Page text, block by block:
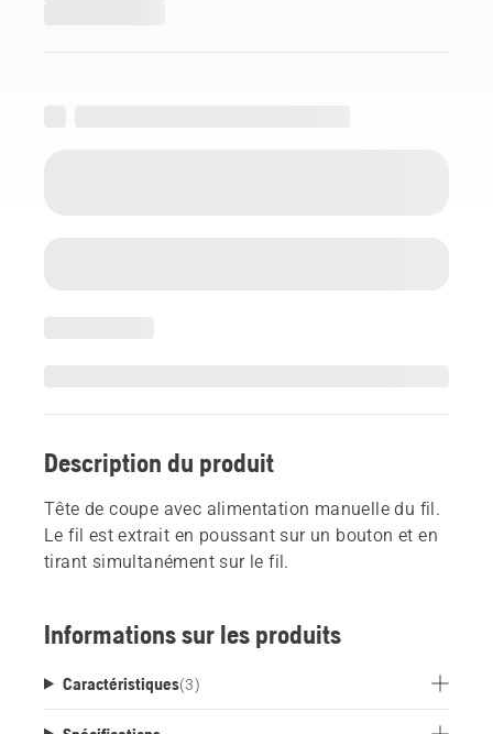
Description du produit
Tête de coupe avec alimentation manuelle du fil.
Le fil est extrait en poussant sur un bouton et en
tirant simultanément sur le fil.
Informations sur les produits
Caractéristiques(3)